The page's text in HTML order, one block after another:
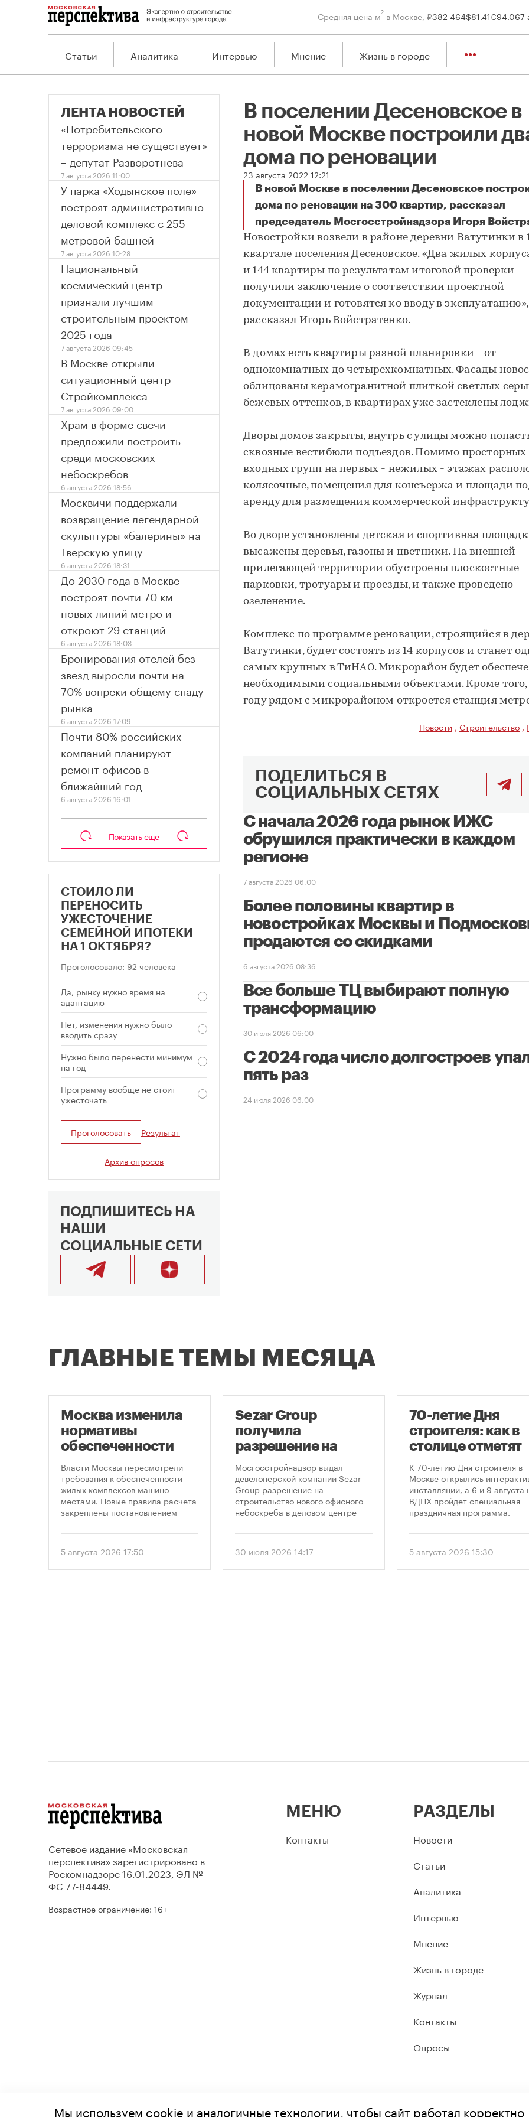
Средняя цена м2 в Москве, ₽382 464$81.41€94.067
Статьи Аналитика Интервью Мнение Жизнь в городе
В поселении Десеновское в
новой Москве построили
дома по реновации
23 августа 2022 12:21
В новой Москве в поселении Десеновское
дома по реновации на 300 квартир, рассказал
председатель Мосгосстройнадзора Игоря
Новостройки возвели в районе деревни Ватутинки в
квартале поселения Десеновское. «Два жилых
и 144 квартиры по результатам итоговой проверки
получили заключение о соответствии проектной
документации и готовятся ко вводу в
рассказал Игорь Войстратенко.
В домах есть квартиры разной планировки - от
однокомнатных до четырехкомнатных. Фасады
облицованы керамогранитной плиткой светлых
бежевых оттенков, в квартирах уже застеклены
Дворы домов закрыты, внутрь с улицы можно
сквозные вестибюли подъездов. Помимо просторных
входных групп на первых - нежилых - этажах
колясочные, помещения для консъержа и площади
аренду для размещения коммерческой
Во дворе установлены детская и спортивная
высажены деревья, газоны и цветники. На внешней
прилегающей территории обустроены плоскостные
парковки, тротуары и проезды, и также проведено
озеленение.
Комплекс по программе реновации, строящийся в
Ватутинки, будет состоять из 14 корпусов и станет
самых крупных в ТиНАО. Микрорайон будет
необходимыми социальными объектами. Кроме того,
году рядом с микрорайоном откроется станция
Новости , Строительство ,
ПОДЕЛИТЬСЯ В
СОЦИАЛЬНЫХ СЕТЯХ
С начала 2026 года рынок ИЖС
обрушился практически в каждом
регионе
7 августа 2026 06:00
Более половины квартир в
новостройках Москвы и
продаются со скидками
6 августа 2026 08:36
Все больше ТЦ выбирают полную
трансформацию
30 июля 2026 06:00
С 2024 года число долгостроев
пять раз
24 июля 2026 06:00
ЛЕНТА НОВОСТЕЙ
«Потребительского
терроризма не существует»
– депутат Разворотнева
7 августа 2026 11:00
У парка «Ходынское поле»
построят административно
деловой комплекс с 255
метровой башней
7 августа 2026 10:28
Национальный
космический центр
признали лучшим
строительным проектом
2025 года
7 августа 2026 09:45
В Москве открыли
ситуационный центр
Стройкомплекса
7 августа 2026 09:00
Храм в форме свечи
предложили построить
среди московских
небоскребов
6 августа 2026 18:56
Москвичи поддержали
возвращение легендарной
скульптуры «балерины» на
Тверскую улицу
6 августа 2026 18:31
До 2030 года в Москве
построят почти 70 км
новых линий метро и
откроют 29 станций
6 августа 2026 18:03
Бронирования отелей без
звезд выросли почти на
70% вопреки общему спаду
рынка
6 августа 2026 17:09
Почти 80% российских
компаний планируют
ремонт офисов в
ближайший год
6 августа 2026 16:01
Показать еще
СТОИЛО ЛИ
ПЕРЕНОСИТЬ
УЖЕСТОЧЕНИЕ
СЕМЕЙНОЙ ИПОТЕКИ
НА 1 ОКТЯБРЯ?
Проголосовало: 92 человека
Да, рынку нужно время на
адаптацию
Нет, изменения нужно было
вводить сразу
Нужно было перенести минимум
на год
Программу вообще не стоит
ужесточать
Проголосовать Результат
Архив опросов
ПОДПИШИТЕСЬ НА
НАШИ
СОЦИАЛЬНЫЕ СЕТИ
ГЛАВНЫЕ ТЕМЫ МЕСЯЦА
Москва изменила
нормативы
обеспеченности
новостроек
парковками
Власти Москвы пересмотрели
требования к обеспеченности
жилых комплексов машино-
местами. Новые правила расчета
закреплены постановлением
от 5 августа 2026 года. Документ
подход к определению
необходимого количества
5 августа 2026 17:50
Sezar Group
получила
разрешение на
строительство
небоскреба в
«Москва-Сити»
Мосгосстройнадзор выдал
девелоперской компании Sezar
Group разрешение на
строительство нового офисного
небоскреба в деловом центре
предусматривает возведение 52-
метров.
30 июля 2026 14:17
70-летие Дня
строителя: как в
столице отметят
круглую дату
праздника
К 70-летию Дня строителя в
Москве открылись
инсталляции, а 6 и 9 августа
ВДНХ пройдет специальная
праздничная программа.
5 августа 2026 15:30
Сетевое издание «Московская
перспектива» зарегистрировано в
Роскомнадзоре 16.01.2023, ЭЛ №
ФС 77-84449.
Возрастное ограничение: 16+
МЕНЮ
Контакты
РАЗДЕЛЫ
Новости
Статьи
Аналитика
Интервью
Мнение
Жизнь в городе
Журнал
Контакты
Опросы
Мы используем cookie и аналогичные технологии, чтобы сайт работал корректно